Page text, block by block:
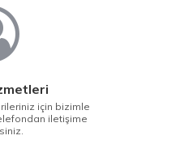
için bizimle
iletişime